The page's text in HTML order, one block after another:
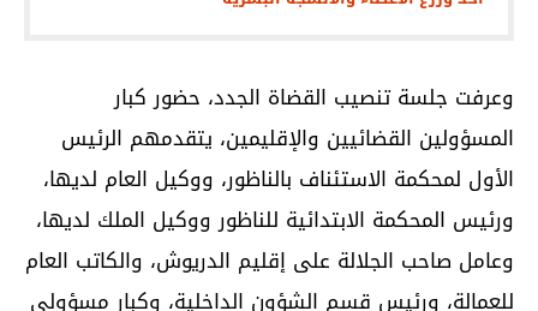
وعرفت جلسة تنصيب القضاة الجدد، حضور كبار
المسؤولين القضائيين والإقليمين، يتقدمهم الرئيس
الأول لمحكمة الاستئناف بالناظور، ووكيل العام لديها،
ورئيس المحكمة الابتدائية للناظور ووكيل الملك لديها،
وعامل صاحب الجلالة على إقليم الدريوش، والكاتب العام
للعمالة، ورئيس قسم الشؤون الداخلية، وكبار مسؤولي